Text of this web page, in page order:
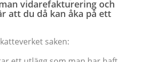
vidarefakturering och
att du då kan åka på ett
saken: